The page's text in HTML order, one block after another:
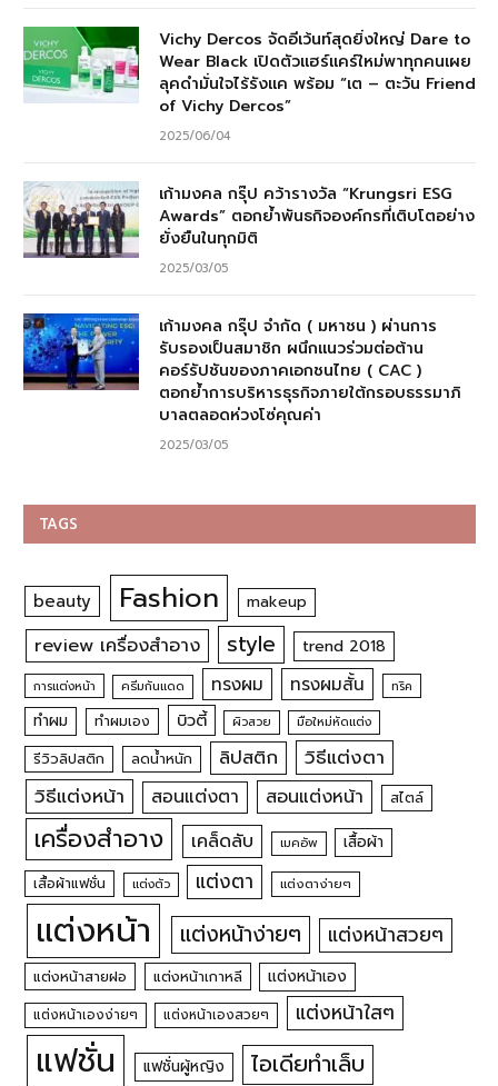
Vichy Dercos จัดอีเว้นท์สุดยิ่งใหญ่ Dare to
Wear Black เปิดตัวแฮร์แคร์ใหม่พาทุกคนเผย
ลุคดำมั่นใจไร้รังแค พร้อม “เต – ตะวัน Friend
of Vichy Dercos”
2025/06/04
เก้ามงคล กรุ๊ป คว้ารางวัล “Krungsri ESG
Awards” ตอกย้ำพันธกิจองค์กรที่เติบโตอย่าง
ยั่งยืนในทุกมิติ
2025/03/05
เก้ามงคล กรุ๊ป จำกัด ( มหาชน ) ผ่านการ
รับรองเป็นสมาชิก ผนึกแนวร่วมต่อต้าน
คอร์รัปชันของภาคเอกชนไทย ( CAC )
ตอกย้ำการบริหารธุรกิจภายใต้กรอบธรรมาภิ
บาลตลอดห่วงโซ่คุณค่า
2025/03/05
TAGS
beauty Fashion makeup
review เครื่องสำอาง style trend 2018
การแต่งหน้า ครีมกันแดด ทรงผม ทรงผมสั้น ทริค
ทำผม ทำผมเอง บิวตี้ ผิวสวย มือใหม่หัดแต่ง
รีวิวลิปสติก ลดน้ำหนัก ลิปสติก
วิธีแต่งตา
วิธีแต่งหน้า
สอนแต่งตา สอนแต่งหน้า สไตล์
เครื่องสำอาง เคล็ดลับ เมคอัพ เสื้อผ้า
เสื้อผ้าแฟชั่น แต่งตัว แต่งตา แต่งตาง่ายๆ
แต่งหน้า แต่งหน้าง่ายๆ แต่งหน้าสวยๆ
แต่งหน้าสายฝอ แต่งหน้าเกาหลี แต่งหน้าเอง
แต่งหน้าเองง่ายๆ แต่งหน้าเองสวยๆ แต่งหน้าใสๆ
แฟชั่น แฟชั่นผู้หญิง ไอเดียทำเล็บ